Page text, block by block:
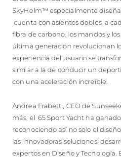
SkyHelm™ especialmente
cuenta con asientos dobles a
fibra de carbono, los mandos y
última generación revolucionan
experiencia del usuario se
similar a la de conducir un
con una aceleración increíble.
Andrea Frabetti, CEO de
más, el 65 Sport Yacht ha
reconociendo así no solo el
las innovadoras soluciones
expertos en Diseño y Tecnología.